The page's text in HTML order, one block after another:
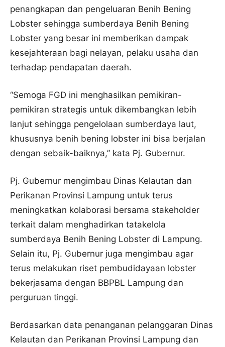
penangkapan dan pengeluaran Benih Bening
Lobster sehingga sumberdaya Benih Bening
Lobster yang besar ini memberikan dampak
kesejahteraan bagi nelayan, pelaku usaha dan
terhadap pendapatan daerah.
“Semoga FGD ini menghasilkan pemikiran-
pemikiran strategis untuk dikembangkan lebih
lanjut sehingga pengelolaan sumberdaya laut,
khususnya benih bening lobster ini bisa berjalan
dengan sebaik-baiknya,” kata Pj. Gubernur.
Pj. Gubernur mengimbau Dinas Kelautan dan
Perikanan Provinsi Lampung untuk terus
meningkatkan kolaborasi bersama stakeholder
terkait dalam menghadirkan tatakelola
sumberdaya Benih Bening Lobster di Lampung.
Selain itu, Pj. Gubernur juga mengimbau agar
terus melakukan riset pembudidayaan lobster
bekerjasama dengan BBPBL Lampung dan
perguruan tinggi.
Berdasarkan data penanganan pelanggaran Dinas
Kelautan dan Perikanan Provinsi Lampung dan